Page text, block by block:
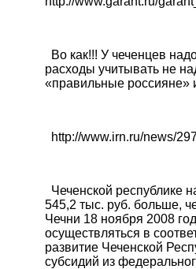
Во как!!! У чеченцев
расходы учитывать не
«правильные россияне»
http://www.irn.ru/news/
Чеченской республике
545,2 тыс. руб. больше,
Чечни 18 ноября 2008
осуществляться в
развитие Чеченской
субсидий из